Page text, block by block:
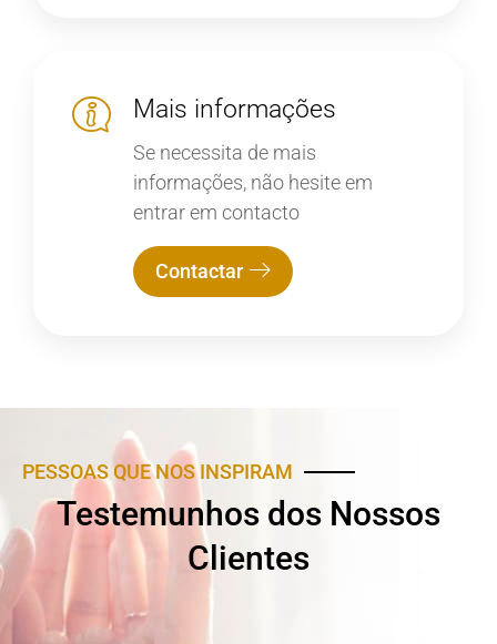
Mais informações
Se necessita de mais
informações, não hesite em
entrar em contacto
Contactar
PESSOAS QUE NOS INSPIRAM
Testemunhos dos Nossos
Clientes